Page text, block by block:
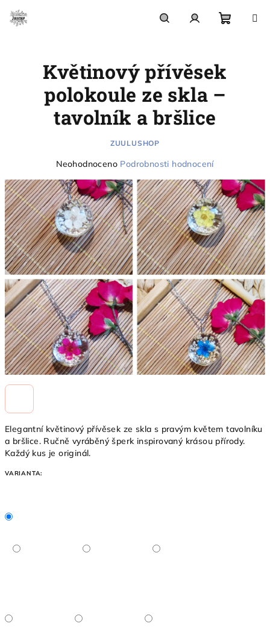
obsah
košík
Elegantní květinový přívěsek ze skla s pravým květem tavolníku
a bršlice. Ručně vyráběný šperk inspirovaný krásou přírody.
Každý kus je originál.
VARIANTA:
Květinový přívěsek
polokoule ze skla –
tavolník a bršlice
ZUULUSHOP
Průměrné
produktu
je
0,0
z
5
hvězdiček.
Neohodnoceno Podrobnosti hodnocení